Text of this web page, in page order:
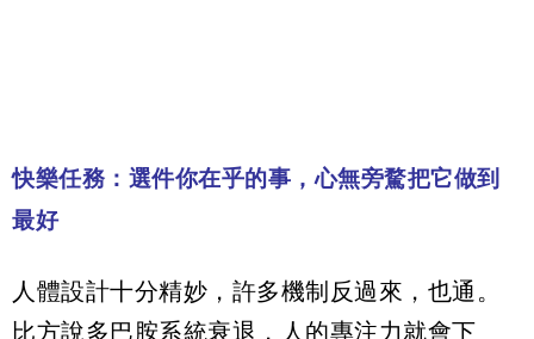
快樂任務：選件你在乎的事，心無旁騖把它做到
最好
人體設計十分精妙，許多機制反過來，也通。
比方說多巴胺系統衰退，人的專注力就會下